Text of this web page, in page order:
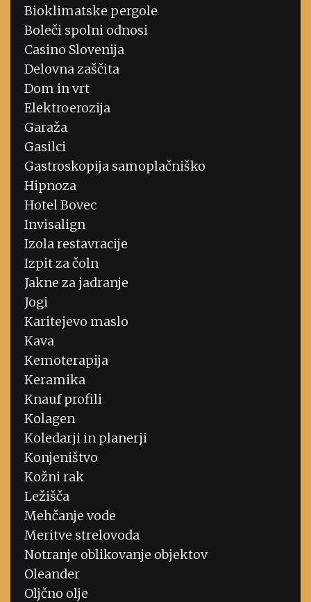
Bioklimatske pergole
Boleči spolni odnosi
Casino Slovenija
Delovna zaščita
Dom in vrt
Elektroerozija
Garaža
Gasilci
Gastroskopija samoplačniško
Hipnoza
Hotel Bovec
Invisalign
Izola restavracije
Izpit za čoln
Jakne za jadranje
Jogi
Karitejevo maslo
Kava
Kemoterapija
Keramika
Knauf profili
Kolagen
Koledarji in planerji
Konjeništvo
Kožni rak
Ležišča
Mehčanje vode
Meritve strelovoda
Notranje oblikovanje objektov
Oleander
Oljčno olje